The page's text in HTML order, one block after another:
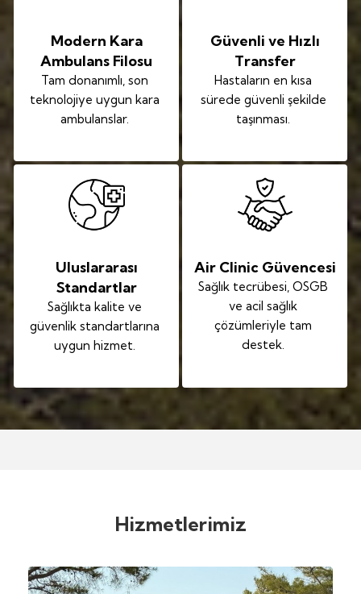
Modern Kara
Ambulans Filosu
Tam donanımlı, son
teknolojiye uygun kara
ambulanslar.
Güvenli ve Hızlı
Transfer
Hastaların en kısa
sürede güvenli şekilde
taşınması.
Uluslararası
Standartlar
Sağlıkta kalite ve
güvenlik standartlarına
uygun hizmet.
Air Clinic Güvencesi
Sağlık tecrübesi, OSGB
ve acil sağlık
çözümleriyle tam
destek.
Hizmetlerimiz